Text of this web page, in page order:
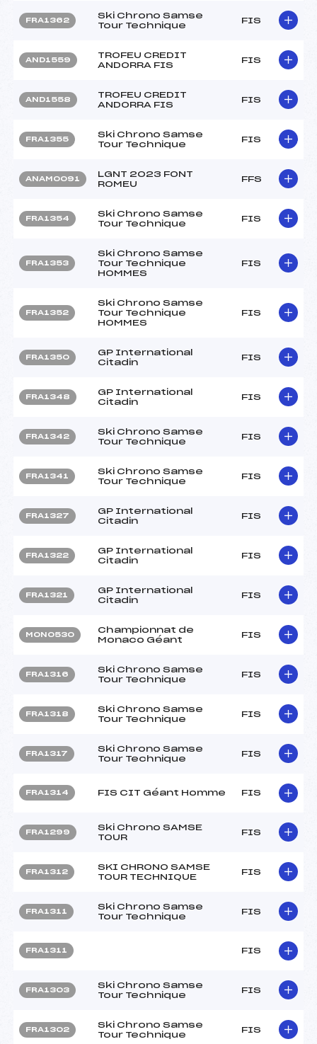
FRA1362
Ski Chrono Samse
Tour Technique
FIS
AND1559
TROFEU CREDIT
ANDORRA FIS
FIS
AND1558
TROFEU CREDIT
ANDORRA FIS
FIS
FRA1355
Ski Chrono Samse
Tour Technique
FIS
ANAM0091
LGNT 2023 FONT
ROMEU
FFS
FRA1354
Ski Chrono Samse
Tour Technique
FIS
FRA1353
Ski Chrono Samse
Tour Technique
HOMMES
FIS
FRA1352
Ski Chrono Samse
Tour Technique
HOMMES
FIS
FRA1350
GP International
Citadin
FIS
FRA1348
GP International
Citadin
FIS
FRA1342
Ski Chrono Samse
Tour Technique
FIS
FRA1341
Ski Chrono Samse
Tour Technique
FIS
FRA1327
GP International
Citadin
FIS
FRA1322
GP International
Citadin
FIS
FRA1321
GP International
Citadin
FIS
MON0530
Championnat de
Monaco Géant
FIS
FRA1316
Ski Chrono Samse
Tour Technique
FIS
FRA1318
Ski Chrono Samse
Tour Technique
FIS
FRA1317
Ski Chrono Samse
Tour Technique
FIS
FRA1314 FIS CIT Géant Homme FIS
FRA1299
Ski Chrono SAMSE
TOUR
FIS
FRA1312
SKI CHRONO SAMSE
TOUR TECHNIQUE
FIS
FRA1311
Ski Chrono Samse
Tour Technique
FIS
FRA1311 FIS
FRA1303
Ski Chrono Samse
Tour Technique
FIS
FRA1302
Ski Chrono Samse
Tour Technique
FIS